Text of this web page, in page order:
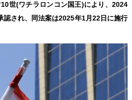
世(ワチラロンコン国王)により、2024
認され、同法案は2025年1月22日に施行